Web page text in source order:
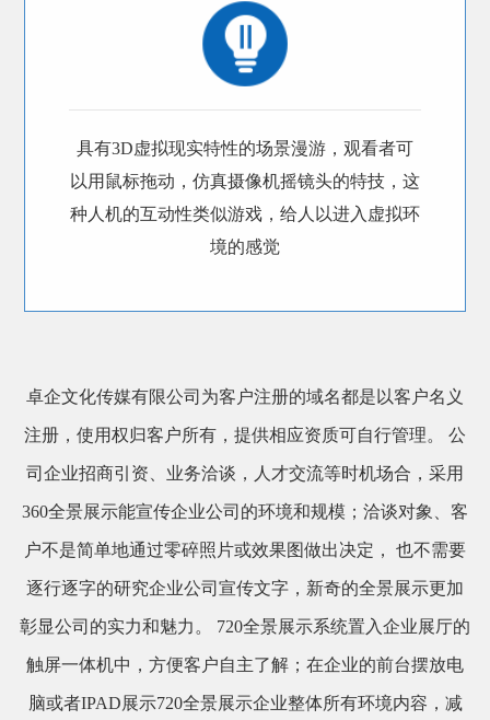
具有3D虚拟现实特性的场景漫游，观看者可
以用鼠标拖动，仿真摄像机摇镜头的特技，这
种人机的互动性类似游戏，给人以进入虚拟环
境的感觉
卓企文化传媒有限公司为客户注册的域名都是以客户名义
注册，使用权归客户所有，提供相应资质可自行管理。 公
司企业招商引资、业务洽谈，人才交流等时机场合，采用
360全景展示能宣传企业公司的环境和规模；洽谈对象、客
户不是简单地通过零碎照片或效果图做出决定， 也不需要
逐行逐字的研究企业公司宣传文字，新奇的全景展示更加
彰显公司的实力和魅力。 720全景展示系统置入企业展厅的
触屏一体机中，方便客户自主了解；在企业的前台摆放电
脑或者IPAD展示720全景展示企业整体所有环境内容，减